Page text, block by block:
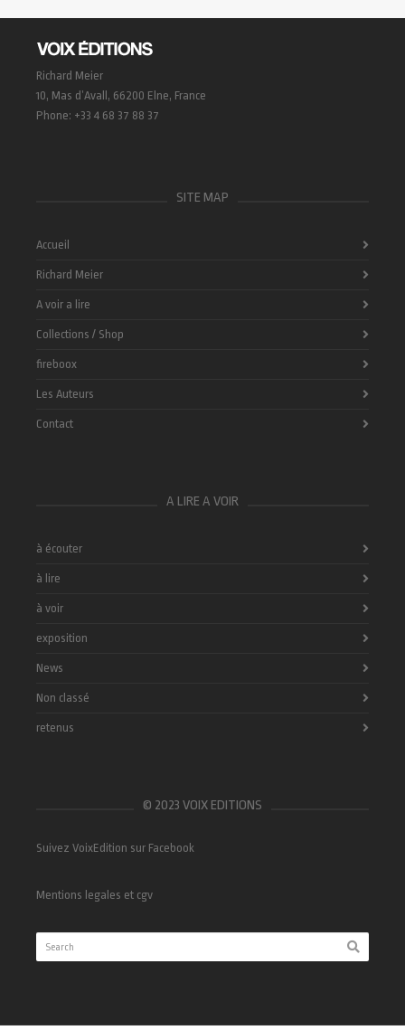
Richard Meier
10, Mas d’Avall, 66200 Elne, France
Phone: +33 4 68 37 88 37
SITE MAP
Accueil
Richard Meier
A voir a lire
Collections / Shop
fireboox
Les Auteurs
Contact
A LIRE A VOIR
à écouter
à lire
à voir
exposition
News
Non classé
retenus
© 2023 VOIX EDITIONS
Suivez VoixEdition sur Facebook
Mentions legales et cgv